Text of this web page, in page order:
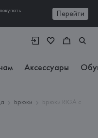
Перейти
Аксессуары
Брюки
Брюки RIGA с